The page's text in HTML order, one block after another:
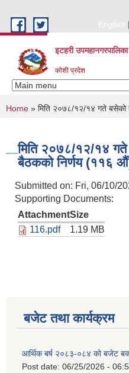
English
इटहरी उपमहानगरपालिका
कोशी प्रदेश
You are here
Home » मिति २०७८/१२/१४ गते बसेको
मिति २०७८/१२/१४ गते
बैठकको निर्णय (११६
Submitted on: Fri, 06/10/
Supporting Documents:
AttachmentSize
116.pdf
1.19 MB
बजेट तथा कार्यक्रम
आर्थिक बर्ष २०८३-०८४ को बजेट
Post date: 06/25/2026 -